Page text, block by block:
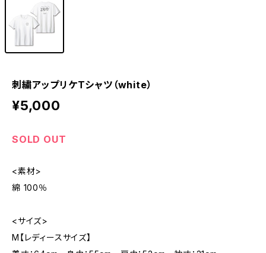
刺繍アップリケTシャツ（white）
¥5,000
SOLD OUT
<素材>
綿 100％
<サイズ>
M【レディースサイズ】